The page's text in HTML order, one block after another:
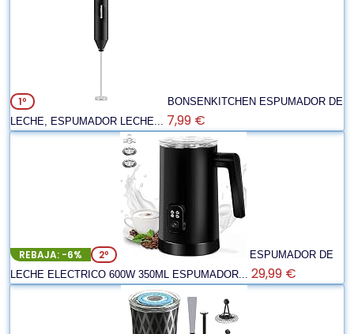
1º
BONSENKITCHEN ESPUMADOR DE
LECHE, ESPUMADOR LECHE... 7,99 €
REBAJA: -6% 2º
ESPUMADOR DE
LECHE ELECTRICO 600W 350ML ESPUMADOR... 29,99 €